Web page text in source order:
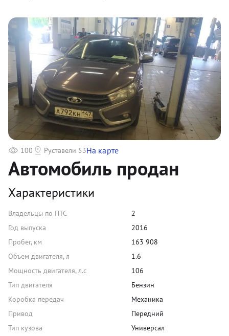
Автомобиль продан
Характеристики
Владельцы по ПТС
2
Год выпуска
2016
Пробег, км
163 908
Объем двигателя, л
1.6
Мощность двигателя, л.с
106
Тип двигателя
Бензин
Коробка передач
Механика
Привод
Передний
Тип кузова
Универсал
100 Руставели 53На карте